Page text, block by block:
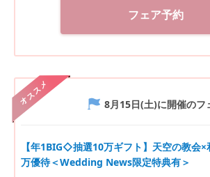
フェア予約
オススメ 8月15日(土)に開催のフ
【年1BIG◇抽選10万ギフト】天空の教会
万優待＜Wedding News限定特典有＞